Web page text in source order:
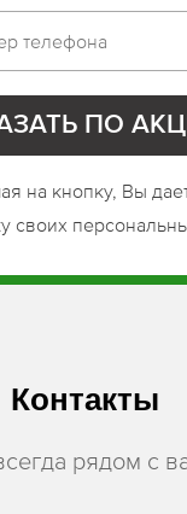
на кнопку, Вы
своих
Контакты
рядом с